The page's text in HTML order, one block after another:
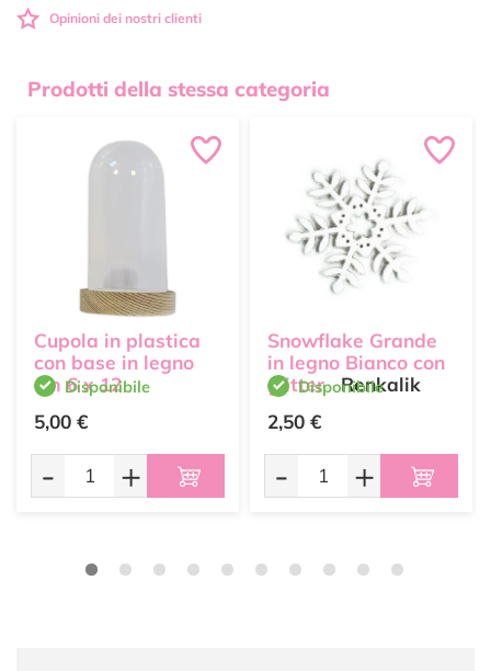
Opinioni dei nostri clienti
Prodotti della stessa categoria
Cupola in plastica
con base in legno
cm 6 x 12
Disponibile
5,00 €
- +
Snowflake Grande
in legno Bianco con
glitter Renkalik
Disponibile
2,50 €
- +